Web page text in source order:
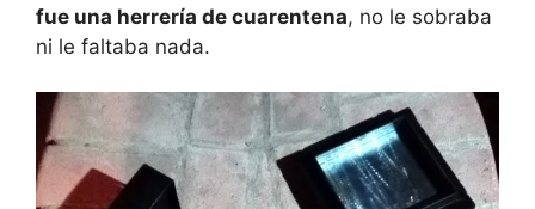
fue una herrería de cuarentena, no le sobraba
ni le faltaba nada.